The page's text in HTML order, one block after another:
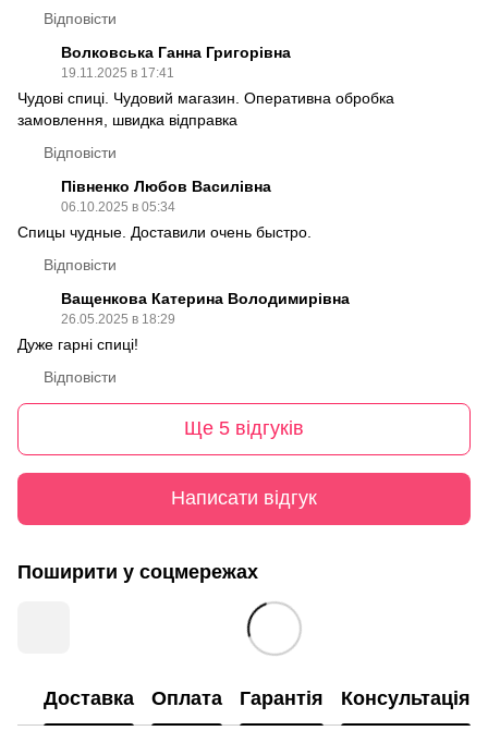
Відповісти
Волковська Ганна Григорівна
19.11.2025 в 17:41
Чудові спиці. Чудовий магазин. Оперативна обробка
замовлення, швидка відправка
Відповісти
Півненко Любов Василівна
06.10.2025 в 05:34
Спицы чудные. Доставили очень быстро.
Відповісти
Ващенкова Катерина Володимирівна
26.05.2025 в 18:29
Дуже гарні спиці!
Відповісти
Ще 5 відгуків
Написати відгук
Поширити у соцмережах
Доставка Оплата Гарантія Консультація